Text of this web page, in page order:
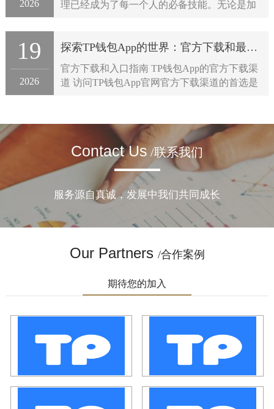
2026
理已经成为了每一个人的必备技能。无论是加
易...
19
2026
探索TP钱包App的世界：官方下载和最新入口，让数字资产管理变得简单！
官方下载和入口指南 TP钱包App的官方下载渠
道 访问TP钱包App官网官方下载渠道的首选是
Contact Us /联系我们
服务源自真诚，发展中我们共同成长
Our Partners /合作案例
期待您的加入